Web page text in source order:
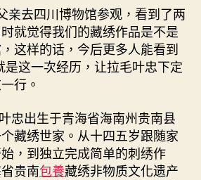
比
較
生
活
网〉
中
亲去四川博物馆参观，看到了两
就觉得我们的藏绣作品是不是
这样的话，今后更多人能看到
是这一次经历，让拉毛叶忠下定
行。
忠出生于青海省海南州贵南县
藏绣世家。从十四五岁跟随家
，到独立完成简单的刺绣作
贵南包養藏绣非物质文化遗产